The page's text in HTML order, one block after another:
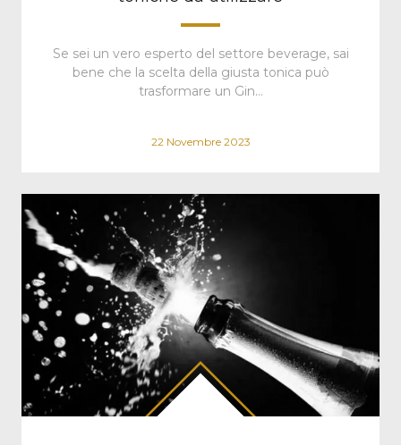
Se sei un vero esperto del settore beverage, sai
bene che la scelta della giusta tonica può
trasformare un Gin…
22 Novembre 2023